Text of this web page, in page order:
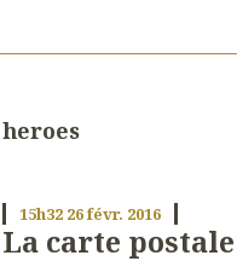
heroes
15h32 26févr. 2016
La carte